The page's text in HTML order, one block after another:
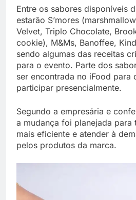
Entre os sabores disponíveis
estarão S’mores
Velvet, Triplo Chocolate,
cookie), M&Ms, Banoffee,
sendo algumas das receitas
para o evento. Parte dos
ser encontrada no iFood para
participar presencialmente.
Segundo a empresária e
a mudança foi planejada para
mais eficiente e atender à
pelos produtos da marca.